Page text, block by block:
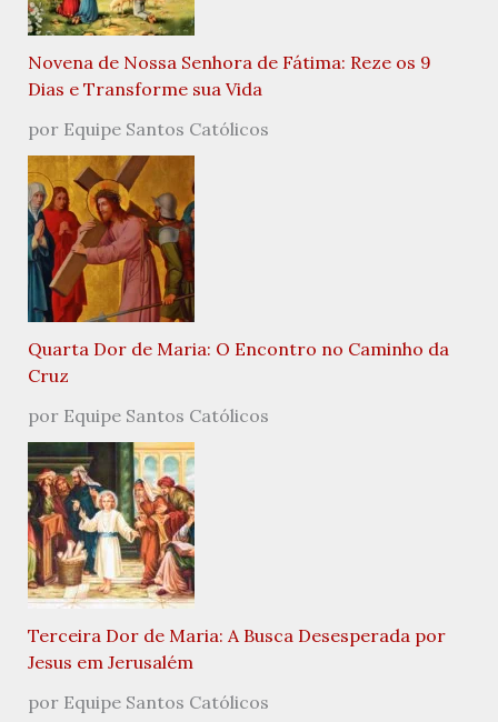
Novena de Nossa Senhora de Fátima: Reze os 9
Dias e Transforme sua Vida
por Equipe Santos Católicos
Quarta Dor de Maria: O Encontro no Caminho da
Cruz
por Equipe Santos Católicos
Terceira Dor de Maria: A Busca Desesperada por
Jesus em Jerusalém
por Equipe Santos Católicos